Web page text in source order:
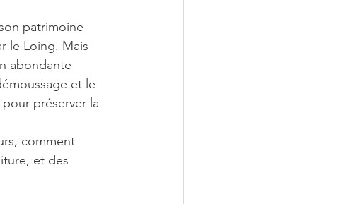
patrimoine
le Loing. Mais
abondante
et le
préserver la
comment
et des